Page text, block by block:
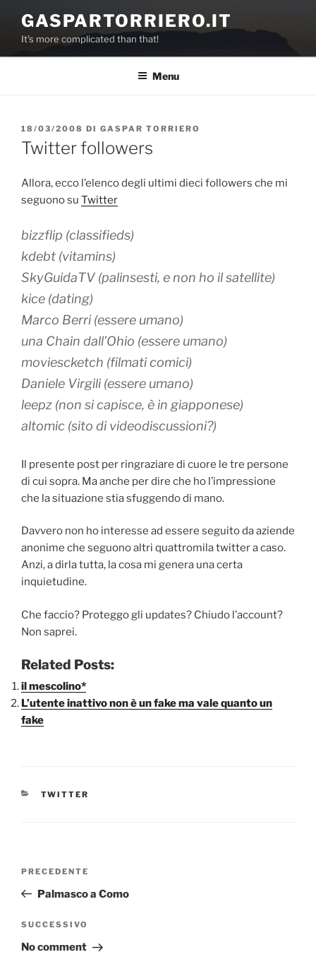
contenuto
GASPARTORRIERO.IT
It's more complicated than that!
Menu
PUBBLICATO
IL
18/03/2008 DI GASPAR TORRIERO
Twitter followers
Allora, ecco l’elenco degli ultimi dieci followers che mi
seguono su Twitter
bizzflip (classifieds)
kdebt (vitamins)
SkyGuidaTV (palinsesti, e non ho il satellite)
kice (dating)
Marco Berri (essere umano)
una Chain dall’Ohio (essere umano)
moviescketch (filmati comici)
Daniele Virgili (essere umano)
leepz (non si capisce, è in giapponese)
altomic (sito di videodiscussioni?)
Il presente post per ringraziare di cuore le tre persone
di cui sopra. Ma anche per dire che ho l’impressione
che la situazione stia sfuggendo di mano.
Davvero non ho interesse ad essere seguito da aziende
anonime che seguono altri quattromila twitter a caso.
Anzi, a dirla tutta, la cosa mi genera una certa
inquietudine.
Che faccio? Proteggo gli updates? Chiudo l’account?
Non saprei.
Related Posts:
il mescolino*
L’utente inattivo non è un fake ma vale quanto un
fake
CATEGORIE
TWITTER
Articolo
precedente:
PRECEDENTE
Palmasco a Como
Articolo
successivo
SUCCESSIVO
No comment